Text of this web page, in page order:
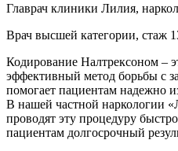
Главрач клиники Лилия,
Врач высшей категории, стаж
Кодирование Налтрексоном –
эффективный метод борьбы с
помогает пациентам надежно
В нашей частной наркологии
проводят эту процедуру
пациентам долгосрочный